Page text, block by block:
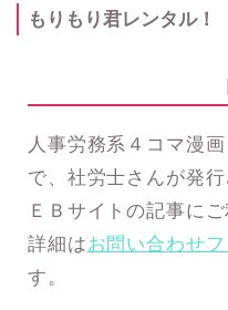
もりもり君レンタル！
人事労務系４コマ漫
で、社労士さんが発
ＥＢサイトの記事に
詳細はお問い合わせ
す。